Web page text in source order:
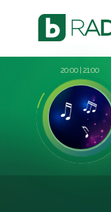
20:00 21:00